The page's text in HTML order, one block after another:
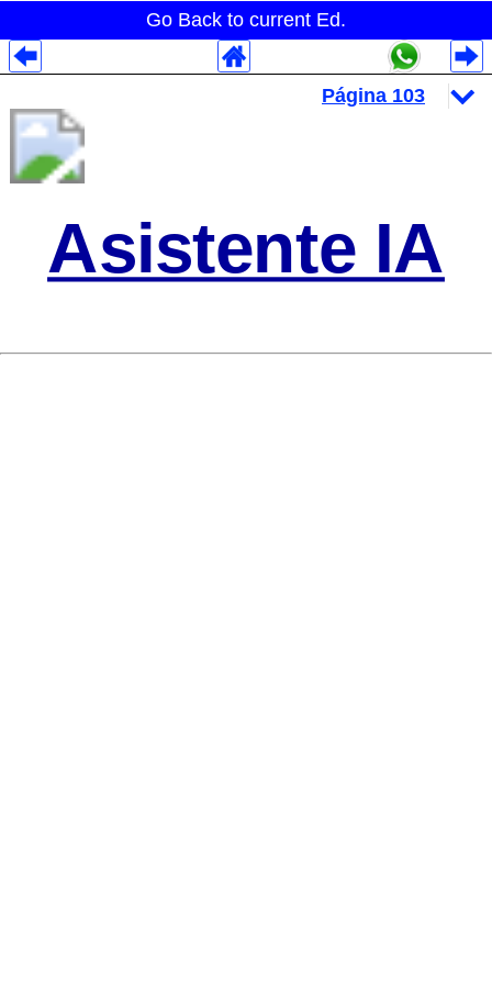
Go Back to current Ed.
Asistente IA
Despliegues Analytics
Despliegues Totales
Despliegues por Rubros